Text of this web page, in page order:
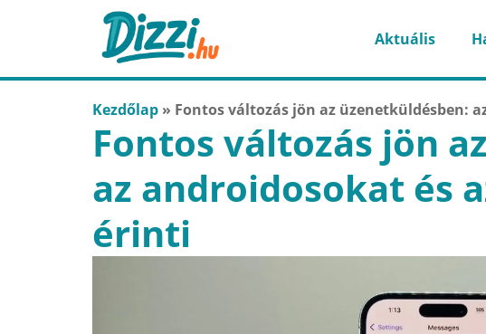
Aktuális
Kezdőlap » Fontos változás jön az üzenetküldésben:
Fontos változás jön
az androidosokat és
érinti